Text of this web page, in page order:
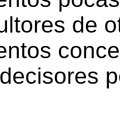
de